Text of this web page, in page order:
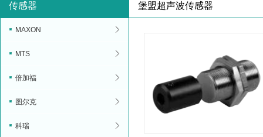
传感器
MAXON
MTS
倍加福
图尔克
科瑞
堡盟超声波传感器